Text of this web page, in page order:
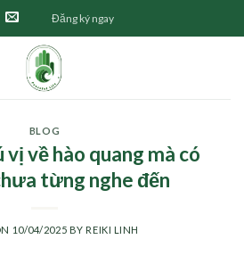
Đăng ký ngay
BLOG
về hào quang mà có
từng nghe đến
10/04/2025 BYREIKI LINH